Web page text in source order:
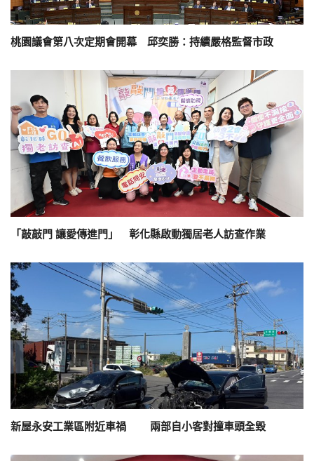
桃園議會第八次定期會開幕 邱奕勝：持續嚴格監督市政
「敲敲門 讓愛傳進門」 彰化縣啟動獨居老人訪查作業
新屋永安工業區附近車禍 兩部自小客對撞車頭全毀